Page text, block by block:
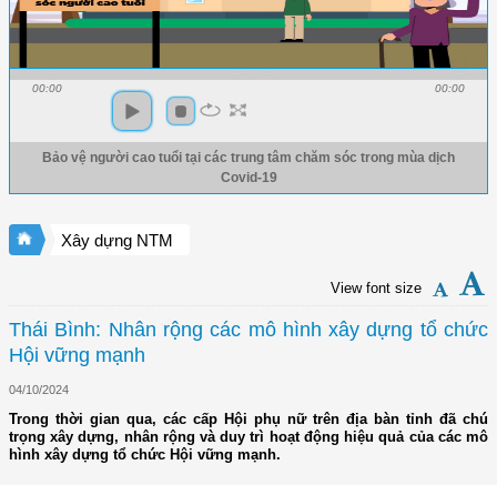
00:00 00:00
Bảo vệ người cao tuổi tại các trung tâm chăm sóc trong mùa dịch
Covid-19
Xây dựng NTM
View font size
Thái Bình: Nhân rộng các mô hình xây dựng tổ chức
Hội vững mạnh
04/10/2024
Trong thời gian qua, các cấp Hội phụ nữ trên địa bàn tỉnh đã chú
trọng xây dựng, nhân rộng và duy trì hoạt động hiệu quả của các mô
hình xây dựng tổ chức Hội vững mạnh.